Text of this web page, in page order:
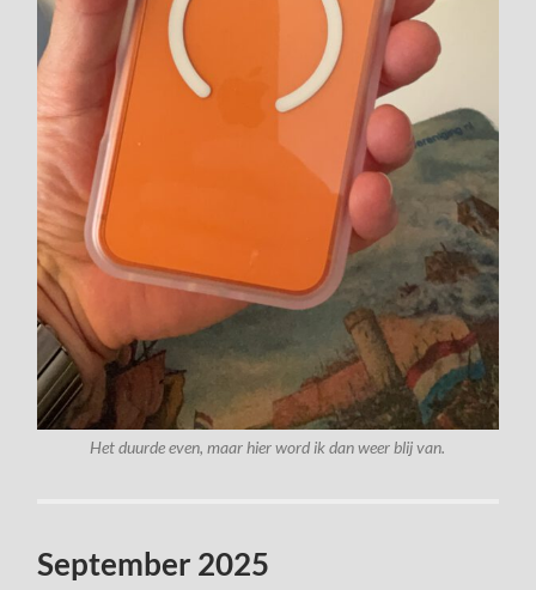
Het duurde even, maar hier word ik dan weer blij van.
September 2025